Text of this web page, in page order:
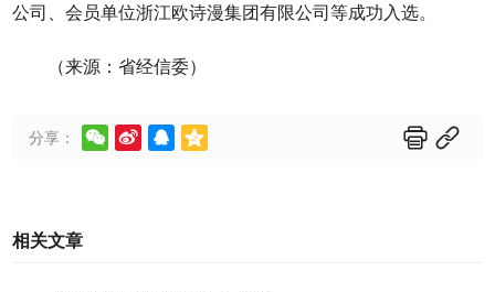
公司、会员单位浙江欧诗漫集团有限公司等成功入选。
（来源：省经信委）
分享：      
相关文章